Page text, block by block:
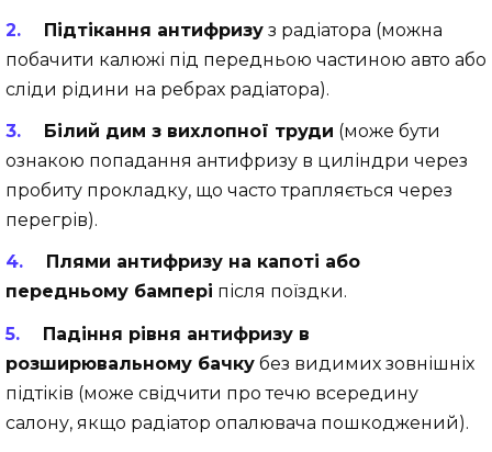
Підтікання антифризуз радіатора (можна
побачити калюжі під передньою частиною авто або
сліди рідини на ребрах радіатора).
Білий дим з вихлопної труди (може бути
ознакою попадання антифризу в циліндри через
пробиту прокладку, що часто трапляється через
перегрів).
Плями антифризу на капоті або
передньому бампері після поїздки.
Падіння рівня антифризу в
розширювальному бачку без видимих зовнішніх
підтіків (може свідчити про течю всередину
салону, якщо радіатор опалювача пошкоджений).